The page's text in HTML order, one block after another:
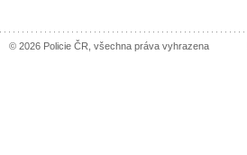
© 2026 Policie ČR, všechna práva vyhrazena